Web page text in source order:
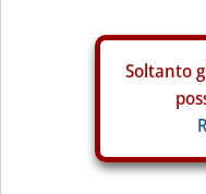
Soltanto